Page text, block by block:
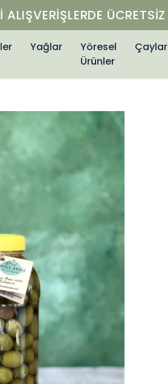
ALIŞVERIŞ 🔐
Yağlar
Yöresel
Ürünler
Çaylar